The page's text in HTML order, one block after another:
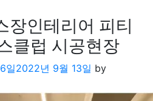
인테리어 피티
클럽 시공현장
일2022년 9월 13일 by